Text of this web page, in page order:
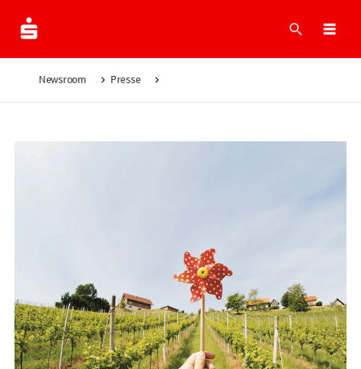
Suche
Newsroom Presse